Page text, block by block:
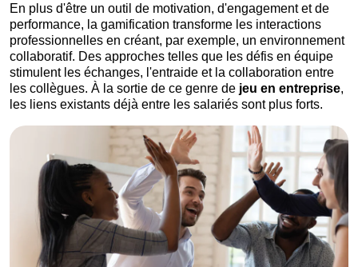
En plus d'être un outil de motivation, d'engagement et de
performance, la gamification transforme les interactions
professionnelles en créant, par exemple, un environnement
collaboratif. Des approches telles que les défis en équipe
stimulent les échanges, l'entraide et la collaboration entre
les collègues. À la sortie de ce genre de jeu en entreprise,
les liens existants déjà entre les salariés sont plus forts.